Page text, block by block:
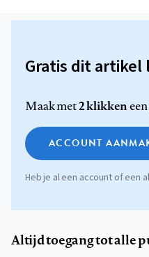
Gratis dit artikel
Maak met2 klikken
ACCOUNT
Heb je al een account of een
Altijd toegang tot alle